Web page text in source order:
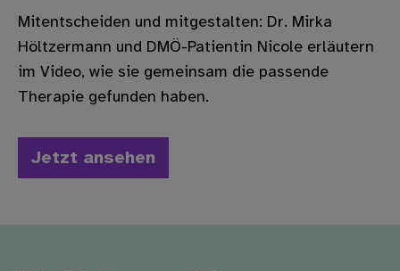
Mitentscheiden und mitgestalten: Dr. Mirka
Höltzermann und DMÖ-Patientin Nicole erläutern
im Video, wie sie gemeinsam die passende
Therapie gefunden haben.
Jetzt ansehen